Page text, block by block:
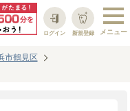
新規登録
ログイン
市鶴見区